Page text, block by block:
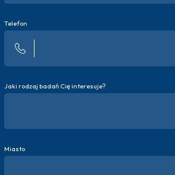
Telefon
Jaki rodzaj badań Cię interesuje?
Miasto